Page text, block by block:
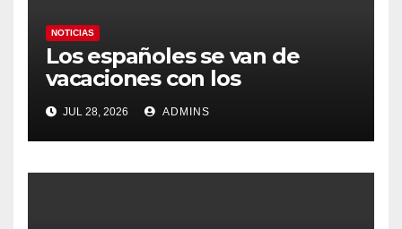
NOTICIAS
Los españoles se van de
vacaciones con los
carburantes hasta un 21%
más caros que el año pasado
y los hoteles disparados
JUL 28, 2026 ADMINS